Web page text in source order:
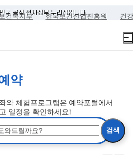
국 공식 전자정부 누리집입니다.
약
와 체험프로그램은 예약포털에서
일정을 확인하세요!
건복지부 한국보건산업진흥원 건